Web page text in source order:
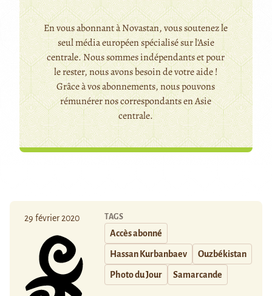
En vous abonnant à Novastan, vous soutenez le
seul média européen spécialisé sur l'Asie
centrale. Nous sommes indépendants et pour
le rester, nous avons besoin de votre aide !
Grâce à vos abonnements, nous pouvons
rémunérer nos correspondants en Asie
centrale.
29 février 2020 TAGS
Accès abonné
Hassan Kurbanbaev Ouzbékistan
Photo du Jour Samarcande